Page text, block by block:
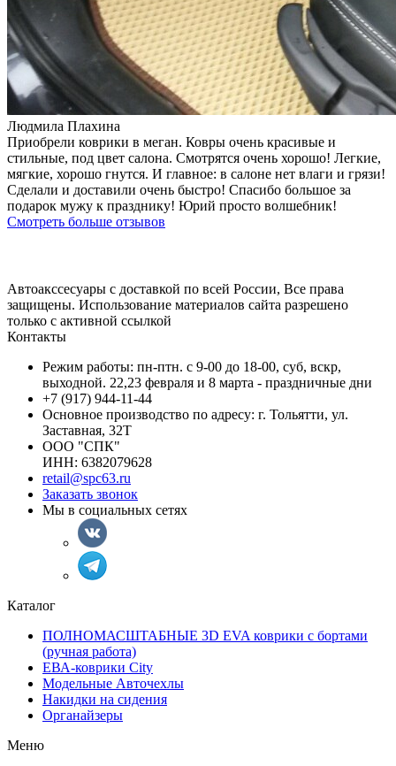
Людмила Плахина
Приобрели коврики в меган. Ковры очень красивые и
стильные, под цвет салона. Смотрятся очень хорошо! Легкие,
мягкие, хорошо гнутся. И главное: в салоне нет влаги и грязи!
Сделали и доставили очень быстро! Спасибо большое за
подарок мужу к празднику! Юрий просто волшебник!
Смотреть больше отзывов
Автоакссесуары с доставкой по всей России, Все права
защищены. Использование материалов сайта разрешено
только с активной ссылкой
Контакты
Режим работы: пн-птн. с 9-00 до 18-00, суб, вскр,
выходной. 22,23 февраля и 8 марта - праздничные дни
+7 (917) 944-11-44
Основное производство по адресу: г. Тольятти, ул.
Заставная, 32Т
ООО "СПК"
ИНН: 6382079628
retail@spc63.ru
Заказать звонок
Мы в социальных сетях
Каталог
ПОЛНОМАСШТАБНЫЕ 3D EVA коврики с бортами
(ручная работа)
ЕВА-коврики City
Модельные Авточехлы
Накидки на сидения
Органайзеры
Меню